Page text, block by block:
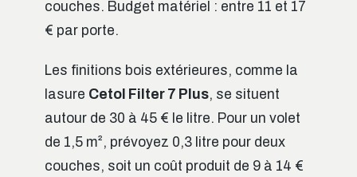
couches. Budget matériel : entre 11 et 17
€ par porte.
Les finitions bois extérieures, comme la
lasure Cetol Filter 7 Plus, se situent
autour de 30 à 45 € le litre. Pour un volet
de 1,5 m², prévoyez 0,3 litre pour deux
couches, soit un coût produit de 9 à 14 €